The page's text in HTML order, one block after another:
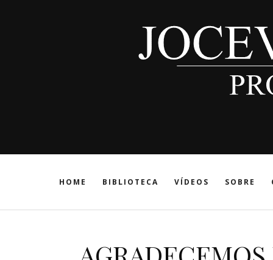
HOME BIBLIOTECA VÍDEOS SOBRE